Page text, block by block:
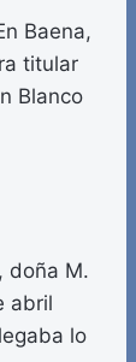
Baena,
titular
Blanco
doña M.
abril
lo